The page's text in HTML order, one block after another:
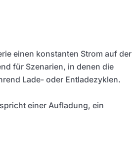
einen konstanten Strom auf der
für Szenarien, in denen die
Lade- oder Entladezyklen.
einer Aufladung, ein